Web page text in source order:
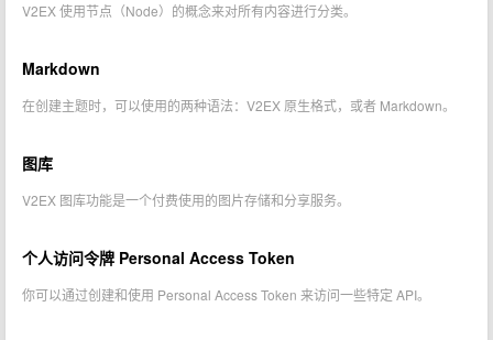
V2EX 使用节点（Node）的概念来对所有内容进行分类。
Markdown
在创建主题时，可以使用的两种语法：V2EX 原生格式，或者 Markdown。
图库
V2EX 图库功能是一个付费使用的图片存储和分享服务。
个人访问令牌 Personal Access Token
你可以通过创建和使用 Personal Access Token 来访问一些特定 API。